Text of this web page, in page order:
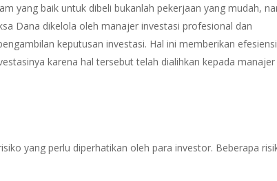
yang baik untuk dibeli bukanlah pekerjaan yang mudah,
Dana dikelola oleh manajer investasi profesional dan
keputusan investasi. Hal ini memberikan efesiensi
karena hal tersebut telah dialihkan kepada manajer
yang perlu diperhatikan oleh para investor. Beberapa